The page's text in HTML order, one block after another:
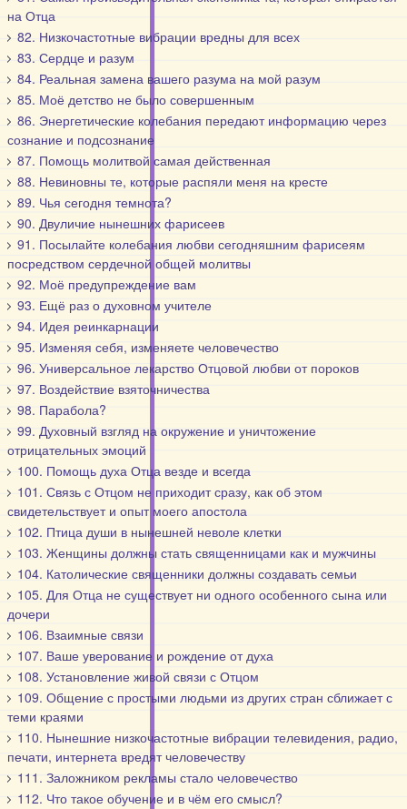
на Отца
82. Низкочастотные вибрации вредны для всех
83. Сердце и разум
84. Реальная замена вашего разума на мой разум
85. Моё детство не было совершенным
86. Энергетические колебания передают информацию через
сознание и подсознание
87. Помощь молитвой самая действенная
88. Невиновны те, которые распяли меня на кресте
89. Чья сегодня темнота?
90. Двуличие нынешних фарисеев
91. Посылайте колебания любви сегодняшним фарисеям
посредством сердечной общей молитвы
92. Моё предупреждение вам
93. Ещё раз о духовном учителе
94. Идея реинкарнации
95. Изменяя себя, изменяете человечество
96. Универсальное лекарство Отцовой любви от пороков
97. Воздействие взяточничества
98. Парабола?
99. Духовный взгляд на окружение и уничтожение
отрицательных эмоций
100. Помощь духа Отца везде и всегда
101. Связь с Отцом не приходит сразу, как об этом
свидетельствует и опыт моего апостола
102. Птица души в нынешней неволе клетки
103. Женщины должны стать священницами как и мужчины
104. Католические священники должны создавать семьи
105. Для Отца не существует ни одного особенного сына или
дочери
106. Взаимные связи
107. Ваше уверование и рождение от духа
108. Установление живой связи с Отцом
109. Общение с простыми людьми из других стран сближает с
теми краями
110. Нынешние низкочастотные вибрации телевидения, радио,
печати, интернета вредят человечеству
111. Заложником рекламы стало человечество
112. Что такое обучение и в чём его смысл?